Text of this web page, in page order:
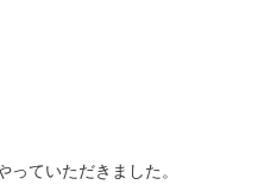
っていただきました。